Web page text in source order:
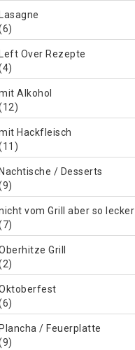
Lasagne
Left Over Rezepte
Alkohol
Hackfleisch
Nachtische / Desserts
vom Grill aber so lecker
Grill
Plancha / Feuerplatte